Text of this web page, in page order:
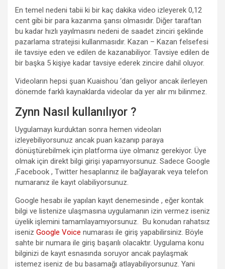
En temel nedeni tabii ki bir kaç dakika video izleyerek 0,12
cent gibi bir para kazanma şansı olmasıdır. Diğer taraftan
bu kadar hızlı yayılmasını nedeni de saadet zinciri şeklinde
pazarlama stratejisi kullanmasıdır. Kazan – Kazan felsefesi
ile tavsiye eden ve edilen de kazanabiliyor. Tavsiye edilen de
bir başka 5 kişiye kadar tavsiye ederek zincire dahil oluyor.
Videoların hepsi şuan Kuaishou ‘dan geliyor ancak ilerleyen
dönemde farklı kaynaklarda videolar da yer alır mı bilinmez.
Zynn Nasıl kullanılıyor ?
Uygulamayı kurduktan sonra hemen videoları
izleyebiliyorsunuz ancak puan kazanıp paraya
dönüştürebilmek için platforma üye olmanız gerekiyor. Üye
olmak için direkt bilgi girişi yapamıyorsunuz. Sadece Google
,Facebook , Twitter hesaplarınız ile bağlayarak veya telefon
numaranız ile kayıt olabiliyorsunuz.
Google hesabı ile yapılan kayıt denemesinde , eğer kontak
bilgi ve listenize ulaşmasına uygulamanın izin vermez iseniz
üyelik işlemini tamamlayamıyorsunuz. Bu konudan rahatsız
iseniz Google Voice numarası ile giriş yapabilirsiniz. Böyle
sahte bir numara ile giriş başarılı olacaktır. Uygulama konu
bilginizi de kayıt esnasında soruyor ancak paylaşmak
istemez iseniz de bu basamağı atlayabiliyorsunuz. Yani